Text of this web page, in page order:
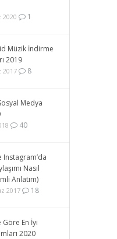
1
Müzik İndirme
2019
8
Medya
40
Instagram’da
Nasıl
Anlatım)
2017 18
En İyi
2020